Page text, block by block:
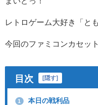
レトロゲーム大好き「と
今回のファミコンカセッ
目次 [隠す]
1 本日の戦利品